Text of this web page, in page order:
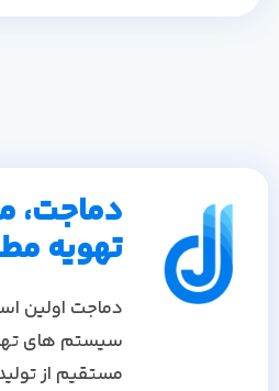
دماجت،
تهویه
دماجت اولین
سیستم های تهویه
مستقیم از